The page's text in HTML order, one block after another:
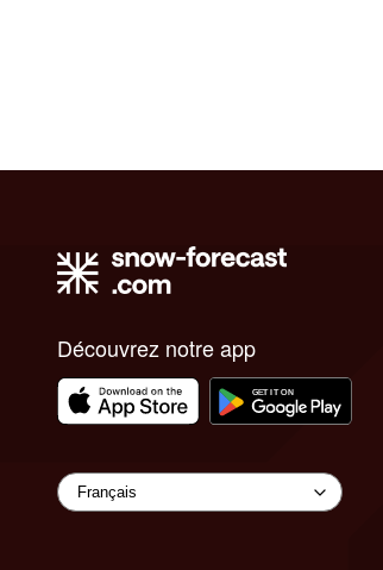
Découvrez notre app